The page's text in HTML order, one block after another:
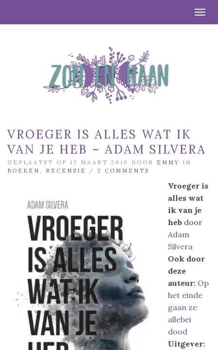
VROEGER IS ALLES WAT IK
VAN JE HEB – ADAM SILVERA
GEPLAATST OP 12 MAART 2019 DOOR EMMY
IN
BOEKEN
RECENSIE / 2 COMMENTS
Vroeger is
alles wat
ik van je
heb door
Adam
Silvera
Ook door
deze
auteur: Op
het einde
gaan ze
allebei
dood
Uitgever: